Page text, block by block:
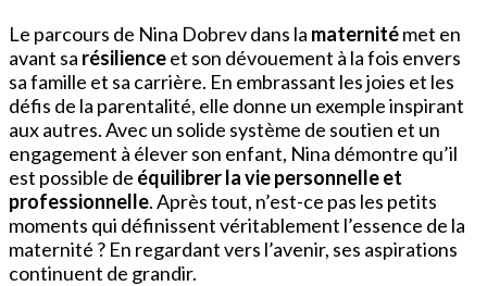
Le parcours de Nina Dobrev dans la maternitémet en
avant sa résilienceet son dévouement à la fois envers
sa famille et sa carrière. En embrassant les joies et les
défis de la parentalité, elle donne un exemple inspirant
aux autres. Avec un solide système de soutien et un
engagement à élever son enfant, Nina démontre qu’il
est possible de équilibrer la vie personnelle et
professionnelle. Après tout, n’est-ce pas les petits
moments qui définissent véritablement l’essence de la
maternité ? En regardant vers l’avenir, ses aspirations
continuent de grandir.